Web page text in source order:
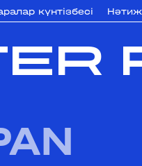
күнтізбесi